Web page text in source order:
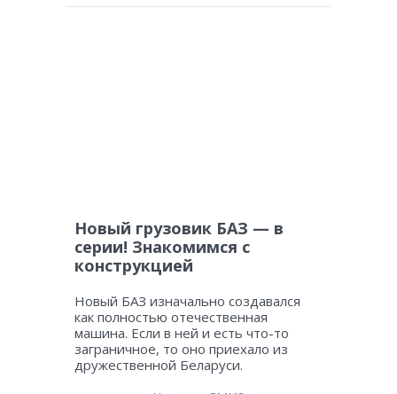
Новый грузовик БАЗ — в
серии! Знакомимся с
конструкцией
Новый БАЗ изначально создавался
как полностью отечественная
машина. Если в ней и есть что-то
заграничное, то оно приехало из
дружественной Беларуси.